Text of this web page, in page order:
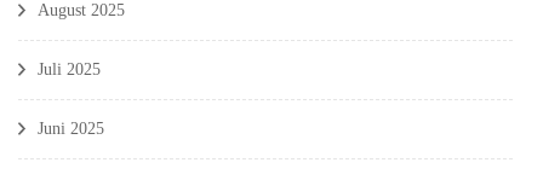
August 2025
Juli 2025
Juni 2025